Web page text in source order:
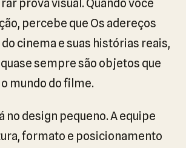
prova visual. Quando você
percebe que Os adereços
cinema e suas histórias reais,
sempre são objetos que
mundo do filme.
no design pequeno. A equipe
formato e posicionamento